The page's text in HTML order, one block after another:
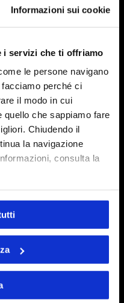
Informazioni sui cookie
i servizi che ti offriamo
le persone navigano
perché ci
il modo in cui
quello che sappiamo fare
Chiudendo il
la navigazione
consulta la
e pronti a
coraggiosi, e
problemi.
di analisi